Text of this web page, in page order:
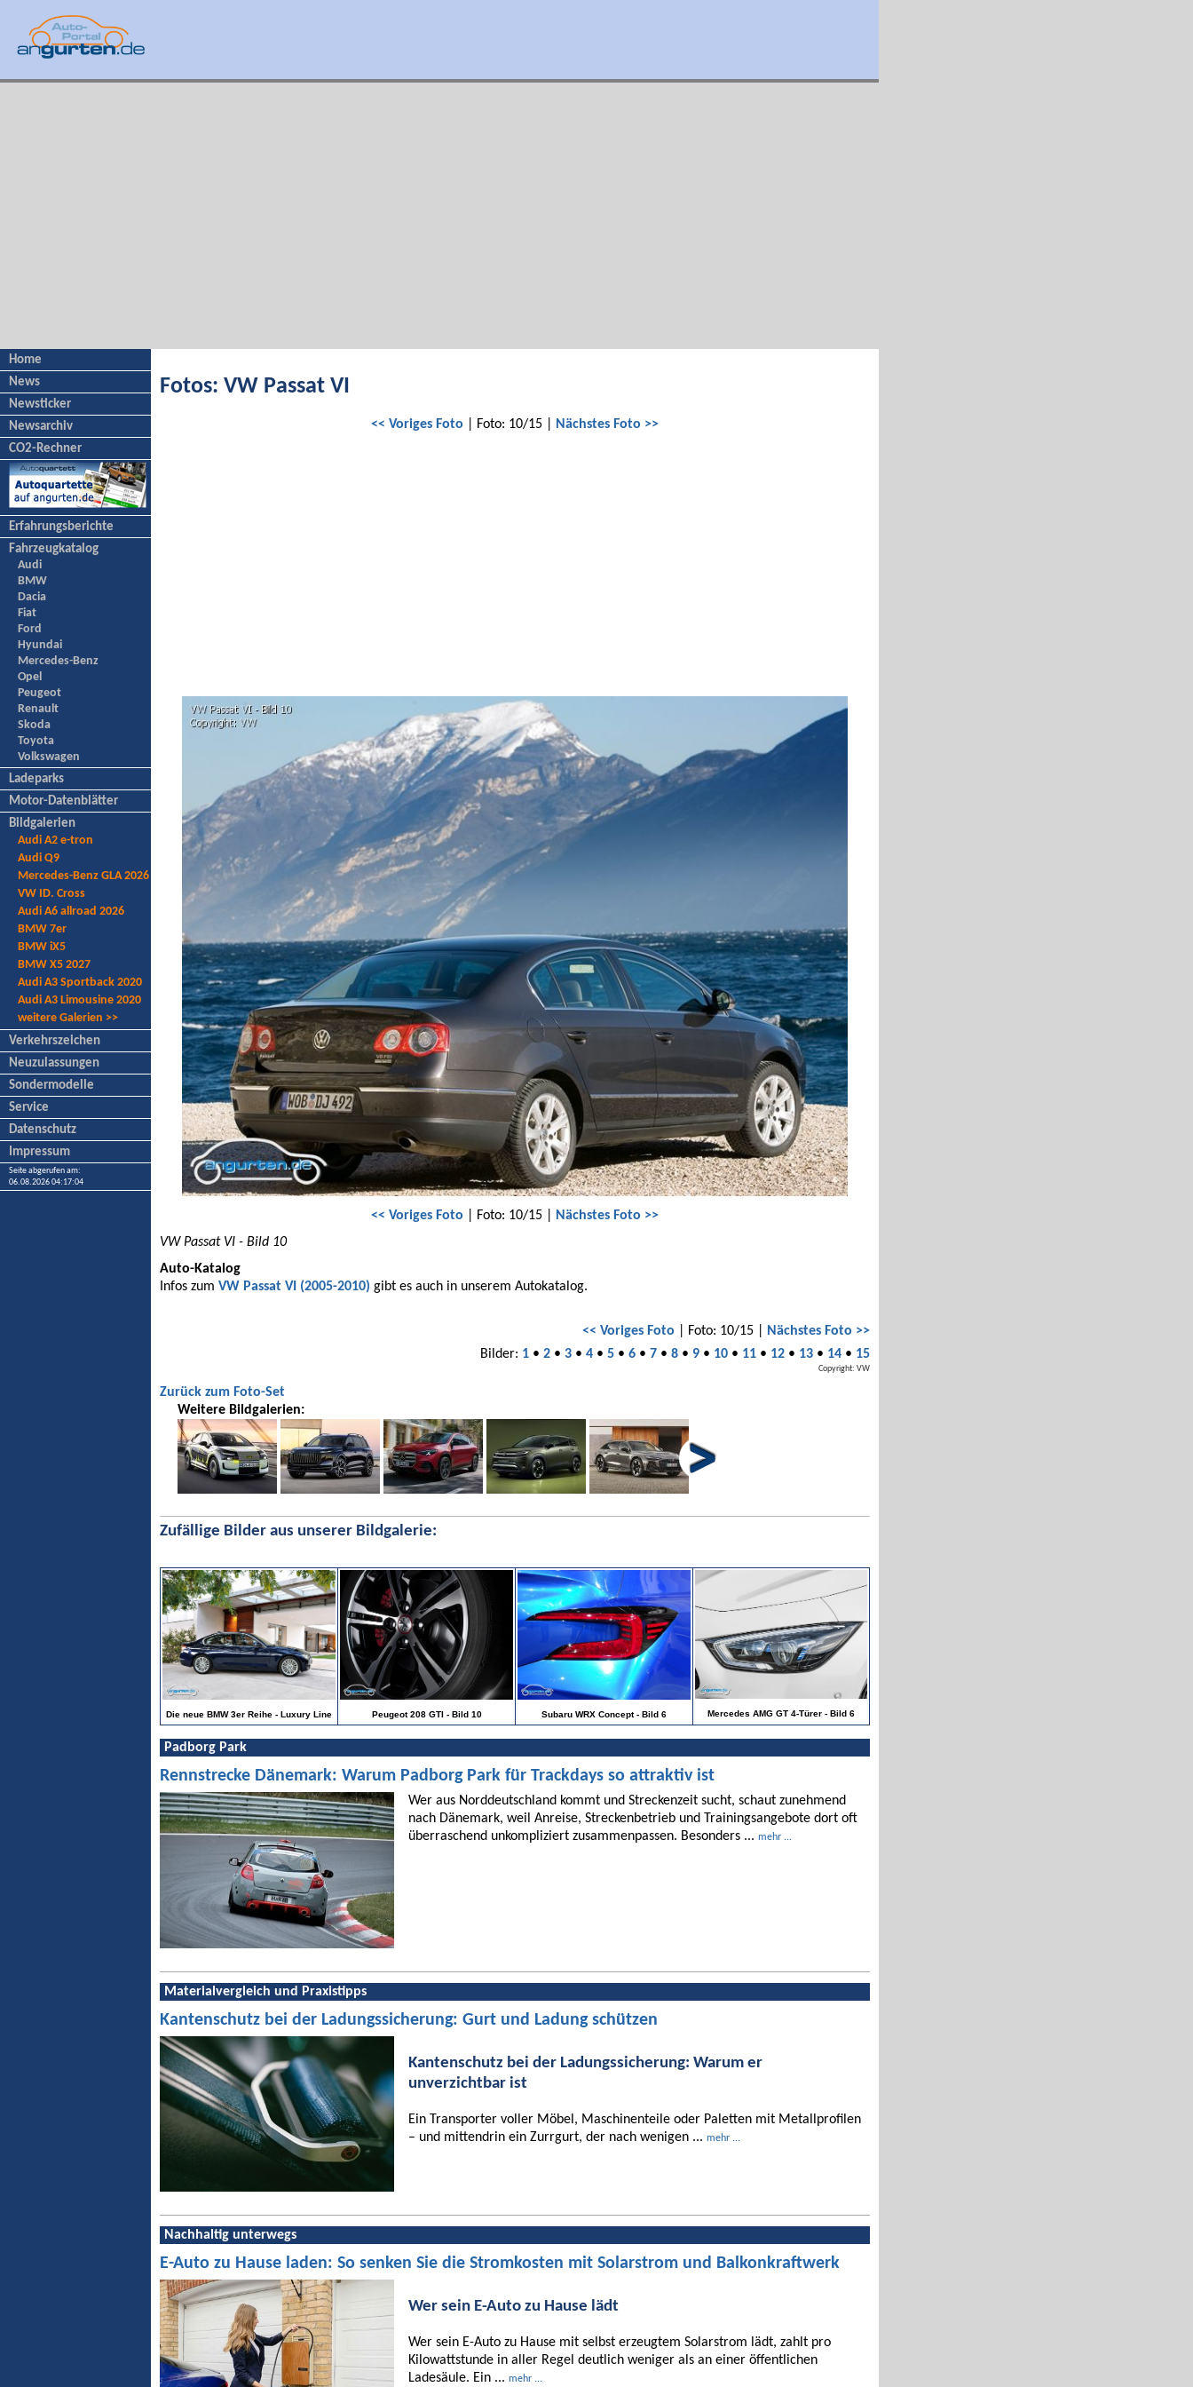
Home
News
Newsticker
Newsarchiv
CO2-Rechner
Erfahrungsberichte
Fahrzeugkatalog
Audi
BMW
Dacia
Fiat
Ford
Hyundai
Mercedes-Benz
Opel
Peugeot
Renault
Skoda
Toyota
Volkswagen
Ladeparks
Motor-Datenblätter
Bildgalerien
Audi A2 e-tron
Audi Q9
Mercedes-Benz GLA 2026
VW ID. Cross
Audi A6 allroad 2026
BMW 7er
BMW iX5
BMW X5 2027
Audi A3 Sportback 2020
Audi A3 Limousine 2020
weitere Galerien >>
Verkehrszeichen
Neuzulassungen
Sondermodelle
Service
Datenschutz
Impressum
Seite abgerufen am:
06.08.2026 04:17:04
Fotos: VW Passat VI
<< Voriges Foto | Foto: 10/15 | Nächstes Foto >>
<< Voriges Foto | Foto: 10/15 |
Nächstes Foto >>
VW Passat VI - Bild 10
Auto-Katalog
Infos zum VW Passat VI (2005-2010) gibt es auch in unserem Autokatalog.
<< Voriges Foto | Foto: 10/15 |
Nächstes Foto >>
Bilder: 1 • 2 • 3 • 4 • 5 • 6 • 7 • 8 • 9 • 10 • 11 • 12 • 13 • 14 • 15
Copyright: VW
Zurück zum Foto-Set
Weitere Bildgalerien:
Zufällige Bilder aus unserer Bildgalerie:
Die neue BMW 3er Reihe - Luxury Line Peugeot 208 GTI - Bild 10 Subaru WRX Concept - Bild 6 Mercedes AMG GT 4-Türer - Bild 6
Padborg Park
Rennstrecke Dänemark: Warum Padborg Park für Trackdays so attraktiv ist
Wer aus Norddeutschland kommt und Streckenzeit sucht, schaut zunehmend
nach Dänemark, weil Anreise, Streckenbetrieb und Trainingsangebote dort oft
überraschend unkompliziert zusammenpassen. Besonders ... mehr ...
Materialvergleich und Praxistipps
Kantenschutz bei der Ladungssicherung: Gurt und Ladung schützen
Kantenschutz bei der Ladungssicherung: Warum er
unverzichtbar ist
Ein Transporter voller Möbel, Maschinenteile oder Paletten mit Metallprofilen
– und mittendrin ein Zurrgurt, der nach wenigen ... mehr ...
Nachhaltig unterwegs
E-Auto zu Hause laden: So senken Sie die Stromkosten mit Solarstrom und Balkonkraftwerk
Wer sein E-Auto zu Hause lädt
Wer sein E-Auto zu Hause mit selbst erzeugtem Solarstrom lädt, zahlt pro
Kilowattstunde in aller Regel deutlich weniger als an einer öffentlichen
Ladesäule. Ein ... mehr ...